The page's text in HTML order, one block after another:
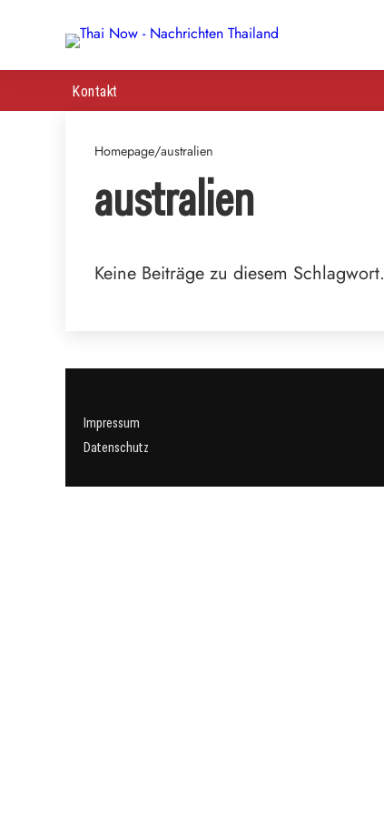
Kontakt
Homepage/australien
australien
Keine Beiträge zu diesem Schlagwort.
Impressum
Datenschutz